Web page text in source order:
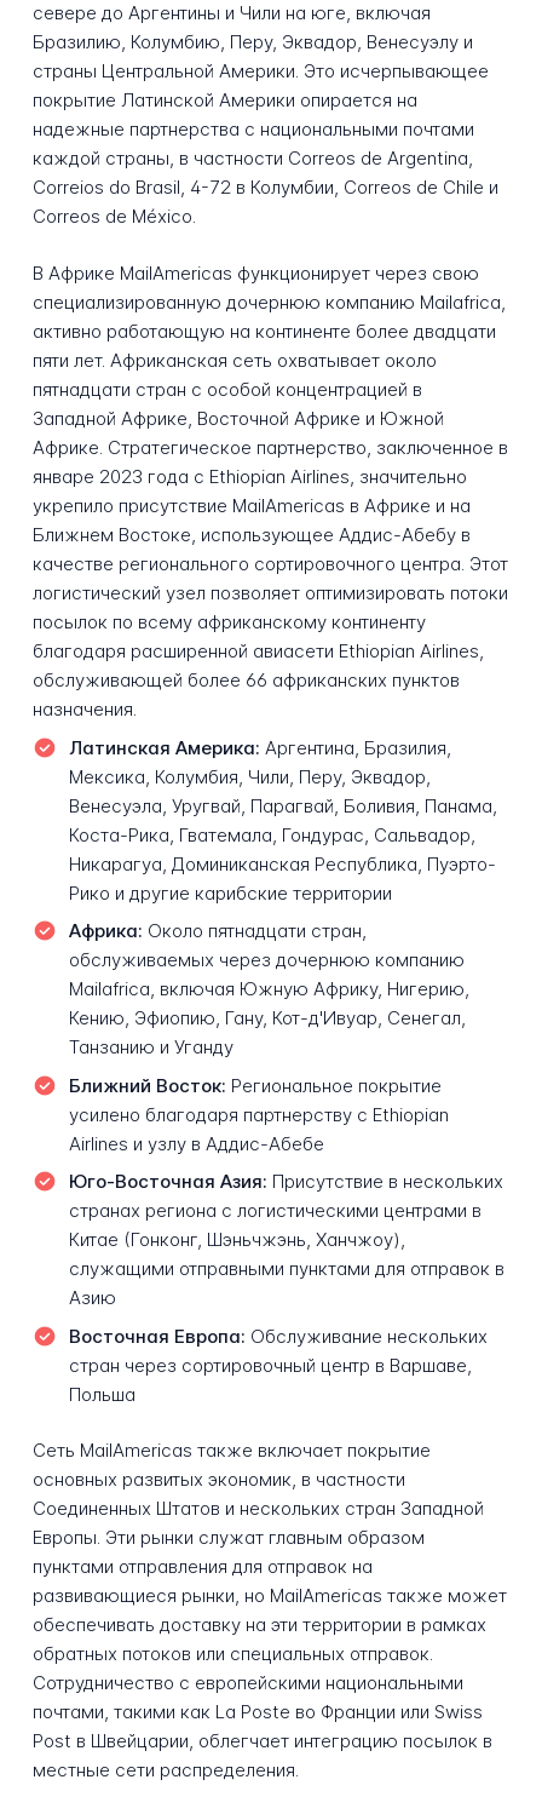
севере до Аргентины и Чили на юге, включая
Бразилию, Колумбию, Перу, Эквадор, Венесуэлу и
страны Центральной Америки. Это исчерпывающее
покрытие Латинской Америки опирается на
надежные партнерства с национальными почтами
каждой страны, в частности Correos de Argentina,
Correios do Brasil, 4-72 в Колумбии, Correos de Chile и
Correos de México.
В Африке MailAmericas функционирует через свою
специализированную дочернюю компанию Mailafrica,
активно работающую на континенте более двадцати
пяти лет. Африканская сеть охватывает около
пятнадцати стран с особой концентрацией в
Западной Африке, Восточной Африке и Южной
Африке. Стратегическое партнерство, заключенное в
январе 2023 года с Ethiopian Airlines, значительно
укрепило присутствие MailAmericas в Африке и на
Ближнем Востоке, использующее Аддис-Абебу в
качестве регионального сортировочного центра. Этот
логистический узел позволяет оптимизировать потоки
посылок по всему африканскому континенту
благодаря расширенной авиасети Ethiopian Airlines,
обслуживающей более 66 африканских пунктов
назначения.
Латинская Америка: Аргентина, Бразилия,
Мексика, Колумбия, Чили, Перу, Эквадор,
Венесуэла, Уругвай, Парагвай, Боливия, Панама,
Коста-Рика, Гватемала, Гондурас, Сальвадор,
Никарагуа, Доминиканская Республика, Пуэрто-
Рико и другие карибские территории
Африка: Около пятнадцати стран,
обслуживаемых через дочернюю компанию
Mailafrica, включая Южную Африку, Нигерию,
Кению, Эфиопию, Гану, Кот-д'Ивуар, Сенегал,
Танзанию и Уганду
Ближний Восток: Региональное покрытие
усилено благодаря партнерству с Ethiopian
Airlines и узлу в Аддис-Абебе
Юго-Восточная Азия: Присутствие в нескольких
странах региона с логистическими центрами в
Китае (Гонконг, Шэньчжэнь, Ханчжоу),
служащими отправными пунктами для отправок в
Азию
Восточная Европа: Обслуживание нескольких
стран через сортировочный центр в Варшаве,
Польша
Сеть MailAmericas также включает покрытие
основных развитых экономик, в частности
Соединенных Штатов и нескольких стран Западной
Европы. Эти рынки служат главным образом
пунктами отправления для отправок на
развивающиеся рынки, но MailAmericas также может
обеспечивать доставку на эти территории в рамках
обратных потоков или специальных отправок.
Сотрудничество с европейскими национальными
почтами, такими как La Poste во Франции или Swiss
Post в Швейцарии, облегчает интеграцию посылок в
местные сети распределения.